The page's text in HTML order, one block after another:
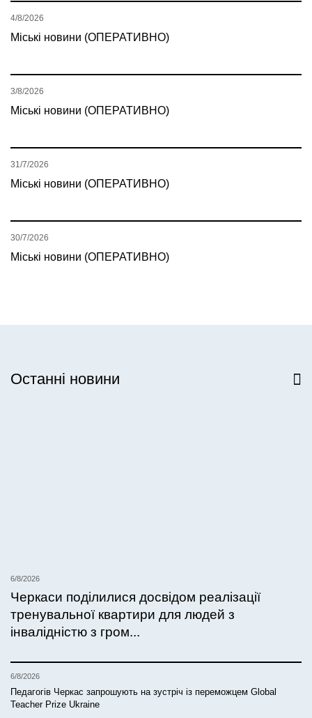
Міські новини (ОПЕРАТИВНО)
4/8/2026
Міські новини (ОПЕРАТИВНО)
3/8/2026
Міські новини (ОПЕРАТИВНО)
31/7/2026
Міські новини (ОПЕРАТИВНО)
30/7/2026
Останні новини
6/8/2026
Черкаси поділилися досвідом реалізації
тренувальної квартири для людей з
інвалідністю з гром...
6/8/2026
Педагогів Черкас запрошують на зустріч із переможцем Global
Teacher Prize Ukraine